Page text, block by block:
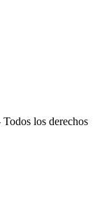
los derechos